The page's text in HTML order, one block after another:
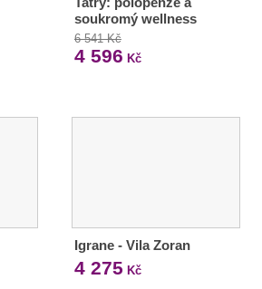
soukromý wellness
6 541 Kč
4 596 Kč
Igrane - Vila Zoran
4 275 Kč